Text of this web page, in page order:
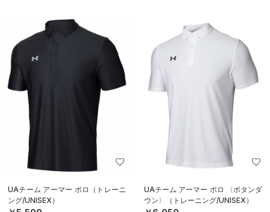
UAチーム アーマー ポロ（トレーニ
ング/UNISEX）
UAチーム アーマー ポロ 〈ボタンダ
ウン〉（トレーニング/UNISEX）